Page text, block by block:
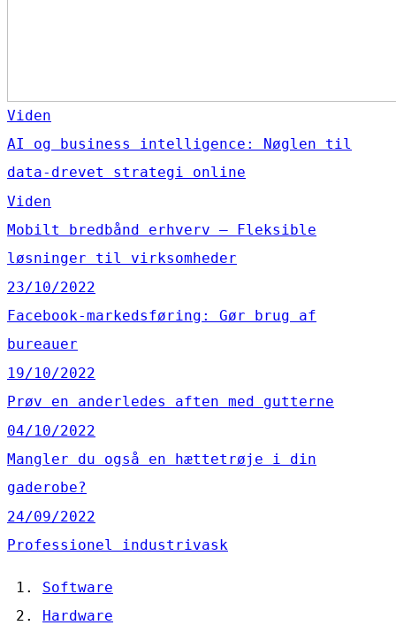
Viden
AI og business intelligence: Nøglen til
data-drevet strategi online
Viden
Mobilt bredbånd erhverv – Fleksible
løsninger til virksomheder
23/10/2022
Facebook-markedsføring: Gør brug af
bureauer
19/10/2022
Prøv en anderledes aften med gutterne
04/10/2022
Mangler du også en hættetrøje i din
gaderobe?
24/09/2022
Professionel industrivask
Software
Hardware